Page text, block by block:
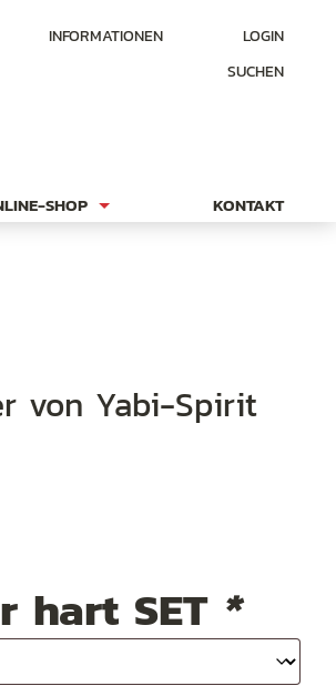
INFORMATIONEN
LOGIN
SUCHEN
SHOP KONTAKT
von Yabi-Spirit
hart SET *